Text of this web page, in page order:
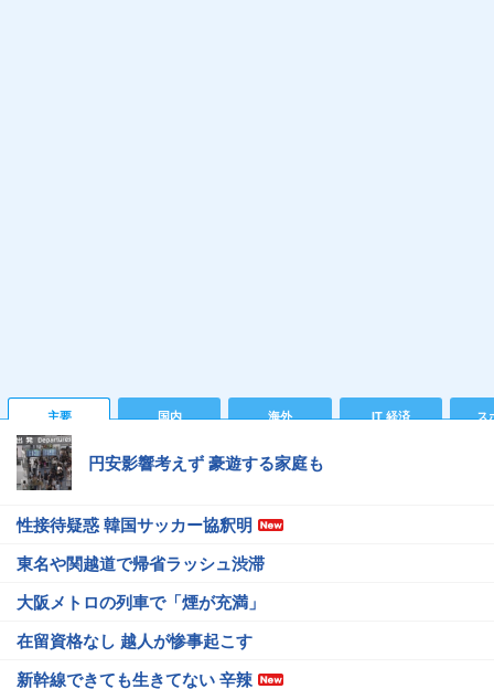
主要 国内 海外 IT 経済 ス
円安影響考えず 豪遊する家庭も
性接待疑惑 韓国サッカー協釈明
東名や関越道で帰省ラッシュ渋滞
大阪メトロの列車で「煙が充満」
在留資格なし 越人が惨事起こす
新幹線できても生きてない 辛辣